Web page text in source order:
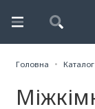
Головна